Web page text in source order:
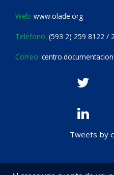
Web: www.olade.org
Teléfono: (593 2) 259 8122 /
Correo:
Tweets by